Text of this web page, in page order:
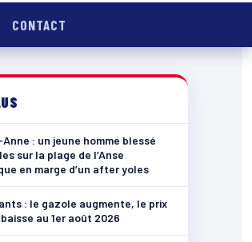
CONTACT
: un jeune homme blessé
sur la plage de l’Anse
en marge d’un after yoles
: le gazole augmente, le prix
au 1er août 2026